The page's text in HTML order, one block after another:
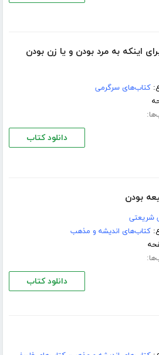
اینکه به مرد بودن و یا زن بودن
کتاب‌های سرگرمی
دانلود کتاب
بودن
شریعتی
کتاب‌های اندیشه و مذهب
دانلود کتاب